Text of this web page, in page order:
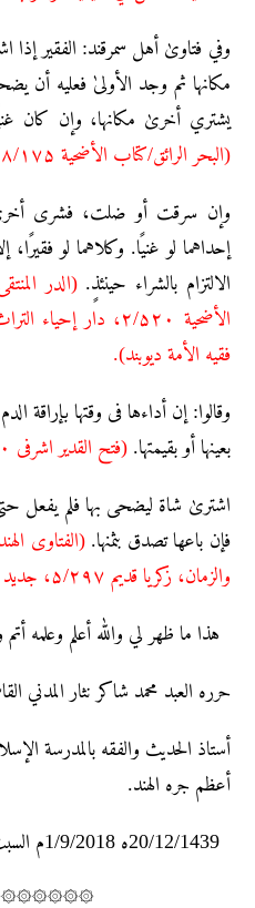
وفي فتاویٰ أهل سمرقند: الفقیر
مکانها ثم وجد الأولیٰ فعلیه أن
یشتري أخریٰ مکانها، وإن کان
(البحر الرائق/کتاب الأضحیة ۸/۱۷۵ کراچی).
وإن سرقت أو ضلت، فشری أخریٰ
إحداهما لو غنیًا. وکلاهما لو
الالتزام بالشراء حینئذٍ.(الدر
فقیه الأمة دیوبند).
وقالوا: إن أداءها فی وقتها بإراقة
بعینها أو بقیمتها.(فتح القدیر اشرفی ۹/۵۲۰، کوئٹه ۸/٤۲٦).
اشتریٰ شاة لیضحی بها فلم یفعل
فإن باعها تصدق بثمنها.(الفتاوى
والزمان، زکریا قدیم ۵/۲۹۷، جدید ۵/۳٤۲).
هذا ما ظهر لي والله أعلم وعلمه أتم
حرره العبد محمد شاکر نثار المدني
أستاذ الحديث والفقه بالمدرسة
أعظم جره الهند.
20/12/1439ه 1/9/2018م السبت.